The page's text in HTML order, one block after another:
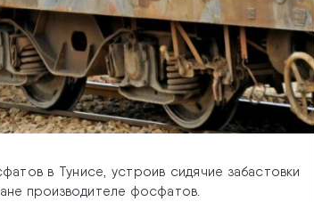
в Тунисе, устроив сидячие забастовки
производителе фосфатов.